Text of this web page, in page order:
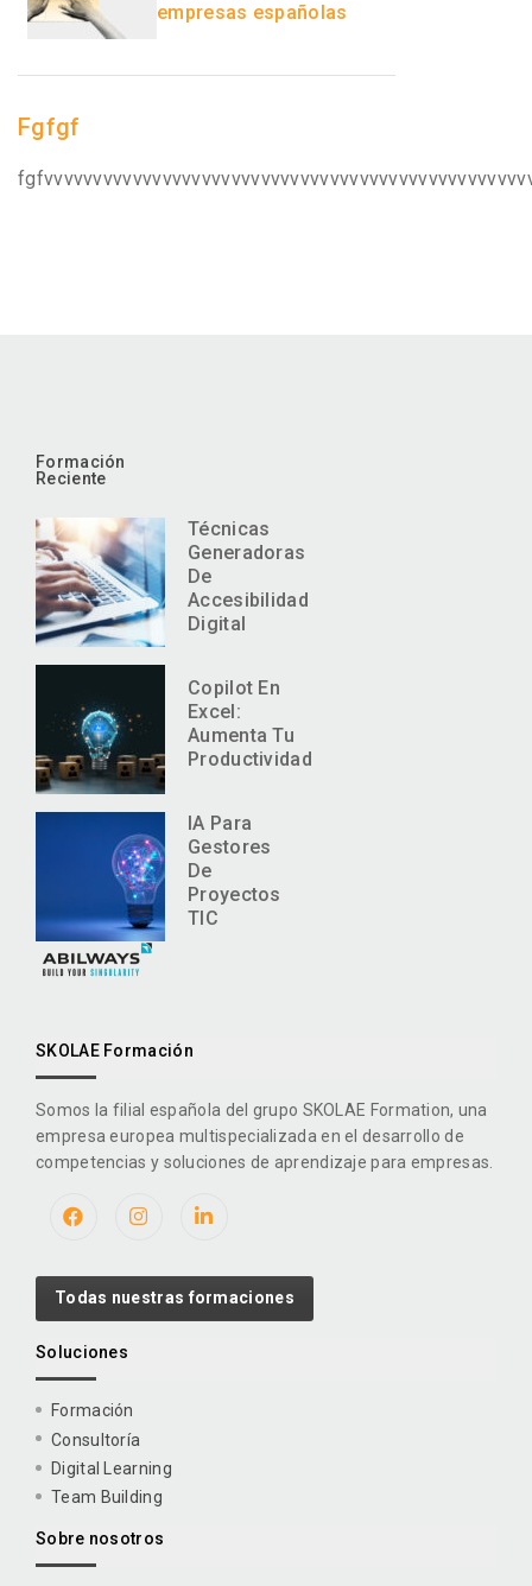
empresas españolas
Fgfgf
Formación
Reciente
Técnicas
Generadoras
De
Accesibilidad
Digital
Copilot En
Excel:
Aumenta Tu
Productividad
IA Para
Gestores
De
Proyectos
TIC
SKOLAE Formación
Somos la filial española del grupo SKOLAE Formation, una
empresa europea multispecializada en el desarrollo de
competencias y soluciones de aprendizaje para empresas.
Todas nuestras formaciones
Soluciones
Formación
Consultoría
Digital Learning
Team Building
Sobre nosotros